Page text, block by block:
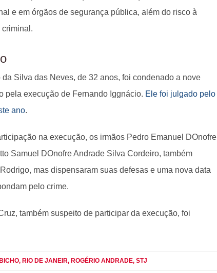
e em órgãos de segurança pública, além do risco à
Silva das Neves, de 32 anos, foi condenado a nove
pela execução de Fernando Iggnácio. Ele foi julgado pelo
ano.
na execução, os irmãos Pedro Emanuel DOnofre
Samuel DOnofre Andrade Silva Cordeiro, também
mas dispensaram suas defesas e uma nova data
pelo crime.
também suspeito de participar da execução, foi
, RIO DE JANEIR, ROGÉRIO ANDRADE, STJ